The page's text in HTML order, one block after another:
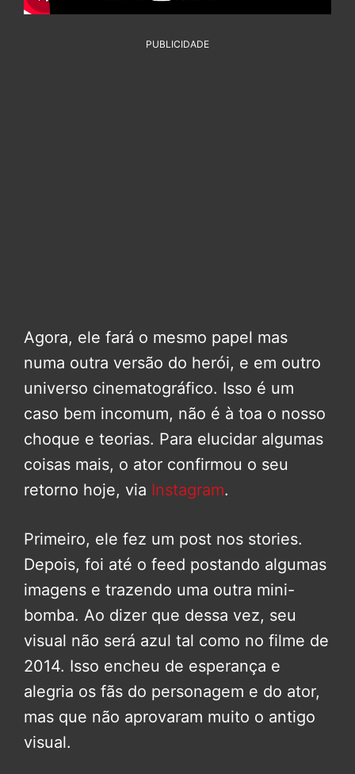
PUBLICIDADE
Agora, ele fará o mesmo papel mas
numa outra versão do herói, e em outro
universo cinematográfico. Isso é um
caso bem incomum, não é à toa o nosso
choque e teorias. Para elucidar algumas
coisas mais, o ator confirmou o seu
retorno hoje, via Instagram.
Primeiro, ele fez um post nos stories.
Depois, foi até o feed postando algumas
imagens e trazendo uma outra mini-
bomba. Ao dizer que dessa vez, seu
visual não será azul tal como no filme de
2014. Isso encheu de esperança e
alegria os fãs do personagem e do ator,
mas que não aprovaram muito o antigo
visual.